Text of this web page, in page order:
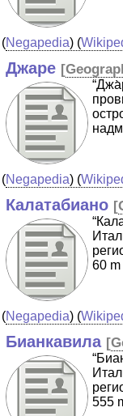
(Negapedia) (
Джаре [
(Negapedia) (
Калатабиано [
60
(Negapedia) (
Бианкавила [
555